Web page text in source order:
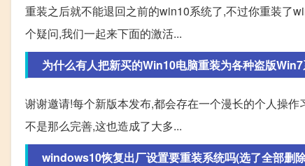
重装之后就不能退回之前的win10系统了,不过你重装了
个疑问,我们一起来下面的激活...
为什么有人把新买的Win10电脑重装为各种盗版
谢谢邀请!每个新版本发布,都会存在一个漫长的个人操
不是那么完善,这也造成了大多...
windows10恢复出厂设置要重装系统吗(选了全部删